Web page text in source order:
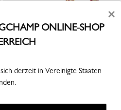
Seide - Erdbeere
110,00 €
×
ONLINE-SHOP
derzeit in Vereinigte Staaten